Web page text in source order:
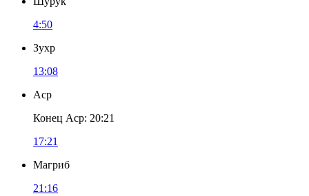
4:50
Зухр
13:08
Аср
Конец Аср: 20:21
17:21
Магриб
21:16